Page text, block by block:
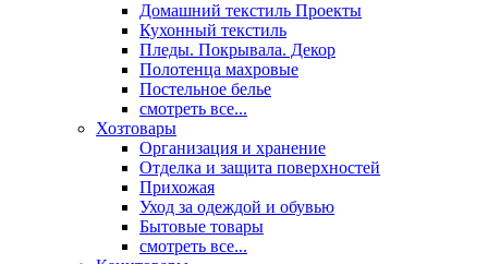
Домашний текстиль Проекты
Кухонный текстиль
Пледы. Покрывала. Декор
Полотенца махровые
Постельное белье
смотреть все...
Хозтовары
Организация и хранение
Отделка и защита поверхностей
Прихожая
Уход за одеждой и обувью
Бытовые товары
смотреть все...